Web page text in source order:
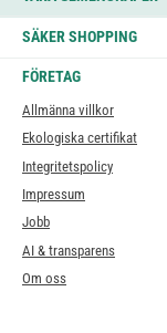
SÄKER SHOPPING
FÖRETAG
Allmänna villkor
Ekologiska certifikat
Integritetspolicy
Impressum
Jobb
AI & transparens
Om oss